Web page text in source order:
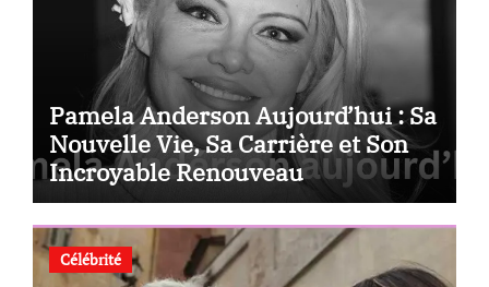
Pamela Anderson Aujourd’hui : Sa
Nouvelle Vie, Sa Carrière et Son
Incroyable Renouveau
Célébrité